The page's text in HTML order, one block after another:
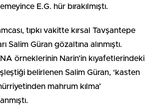
E.G. hür bırakılmıştı.
tıpkı vakitte kırsal Tavşantepe
Salim Güran gözaltına alınmıştı.
örneklerinin Narin’in kıyafetlerindeki
belirlenen Salim Güran, ‘kasten
mahrum kılma’